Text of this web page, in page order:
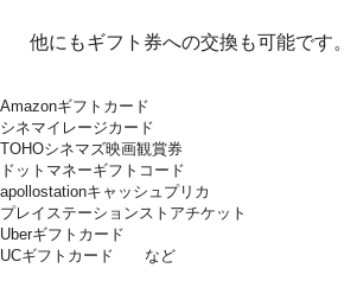
他にもギフト券への交換も可能です。
Amazonギフトカード
シネマイレージカード
TOHOシネマズ映画観賞券
ドットマネーギフトコード
apollostationキャッシュプリカ
プレイステーションストアチケット
Uberギフトカード
UCギフトカード など